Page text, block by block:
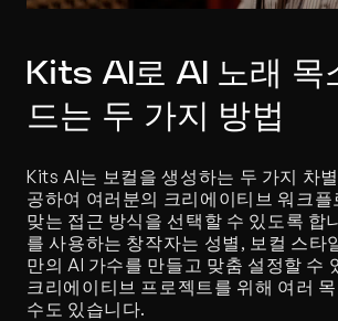
Kits AI로 AI 노래 목
드는 두 가지 방법
Kits AI는 보컬을 생성하는 두 가지 차
공하여 여러분의 크리에이티브 워크
맞는 접근 방식을 선택할 수 있도록 합
를 사용하는 창작자는 성별, 보컬 스타
만의 AI 가수를 만들고 맞춤 설정할 수
크리에이티브 프로젝트를 위해 여러
수도 있습니다.